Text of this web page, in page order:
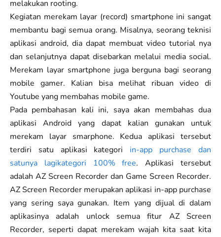
melakukan rooting.
Kegiatan merekam layar (record) smartphone ini sangat
membantu bagi semua orang. Misalnya, seorang teknisi
aplikasi android, dia dapat membuat video tutorial nya
dan selanjutnya dapat disebarkan melalui media social.
Merekam layar smartphone juga berguna bagi seorang
mobile gamer. Kalian bisa melihat ribuan video di
Youtube yang membahas mobile game.
Pada pembahasan kali ini, saya akan membahas dua
aplikasi Android yang dapat kalian gunakan untuk
merekam layar smarphone. Kedua aplikasi tersebut
terdiri satu aplikasi kategori in-app purchase dan
satunya lagikategori 100% free. Aplikasi tersebut
adalah AZ Screen Recorder dan Game Screen Recorder.
AZ Screen Recorder merupakan aplikasi in-app purchase
yang sering saya gunakan. Item yang dijual di dalam
aplikasinya adalah unlock semua fitur AZ Screen
Recorder, seperti dapat merekam wajah kita saat kita